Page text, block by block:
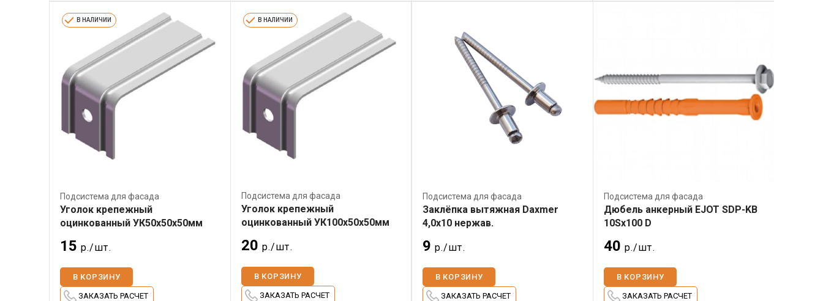
В НАЛИЧИИ
Подсистема для фасада
Уголок крепежный
оцинкованный УК50х50х50мм
15 р./шт.
В КОРЗИНУ
ЗАКАЗАТЬ РАСЧЕТ
В НАЛИЧИИ
Подсистема для фасада
Уголок крепежный
оцинкованный УК100х50х50мм
20 р./шт.
В КОРЗИНУ
ЗАКАЗАТЬ РАСЧЕТ
Подсистема для фасада
Заклёпка вытяжная Daxmer
4,0х10 нержав.
9 р./шт.
В КОРЗИНУ
ЗАКАЗАТЬ РАСЧЕТ
Подсистема для фасада
Дюбель анкерный EJOT SDР-KB
10Sx100 D
40 р./шт.
В КОРЗИНУ
ЗАКАЗАТЬ РАСЧЕТ